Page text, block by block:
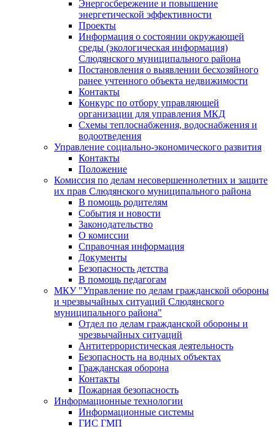
Энергосбережение и повышение
энергетической эффективности
Проекты
Информация о состоянии окружающей
среды (экологическая информация)
Слюдянского муниципального района
Постановления о выявлении бесхозяйного
ранее учтенного объекта недвижимости
Контакты
Конкурс по отбору управляющей
организации для управления МКД
Схемы теплоснабжения, водоснабжения и
водоотведения
Управление социально-экономического развития
Контакты
Положение
Комиссия по делам несовершеннолетних и защите
их прав Слюдянского муниципального района
В помощь родителям
События и новости
Законодательство
О комиссии
Справочная информация
Документы
Безопасность детства
В помощь педагогам
МКУ "Управление по делам гражданской обороны
и чрезвычайных ситуаций Слюдянского
муниципального района"
Отдел по делам гражданской обороны и
чрезвычайных ситуаций
Антитеррористическая деятельность
Безопасность на водных объектах
Гражданская оборона
Контакты
Пожарная безопасность
Информационные технологии
Информационные системы
ГИС ГМП